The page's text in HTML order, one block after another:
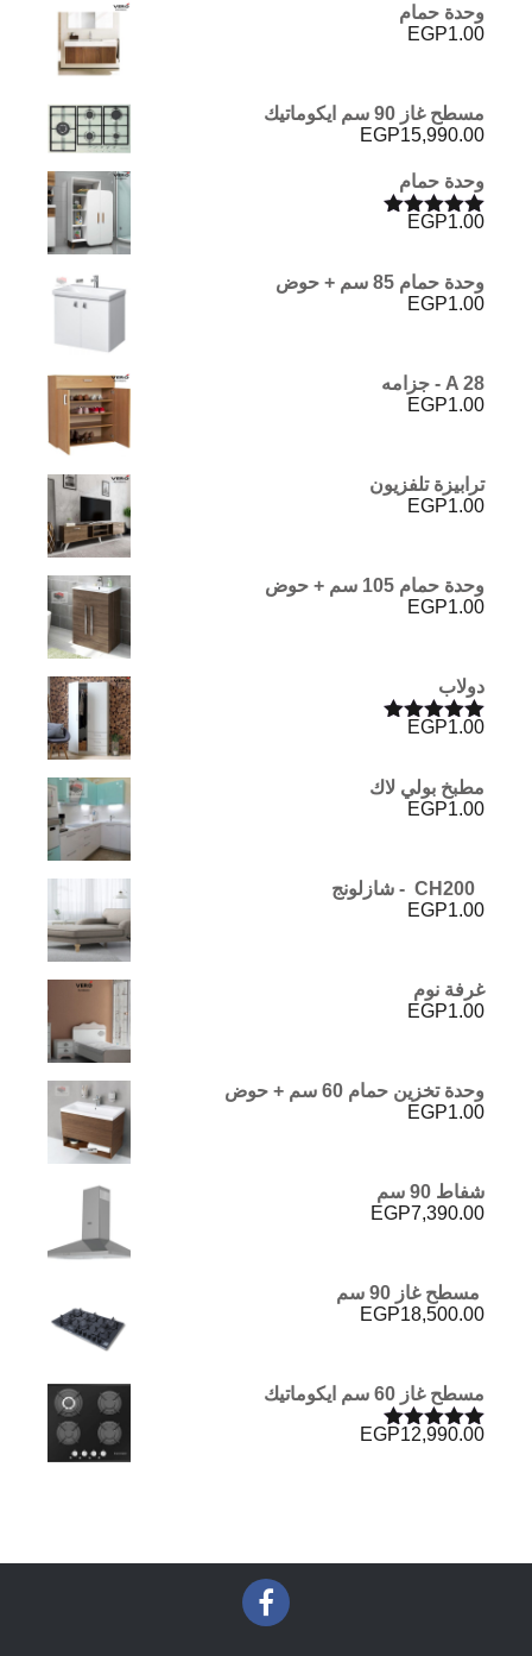
وحدة حمام
EGP1.00
مسطح غاز 90 سم ايكوماتيك
EGP15,990.00
وحدة حمام
تم التقييم
EGP1.00
وحدة حمام 85 سم + حوض
EGP1.00
A 28 - جزامه
EGP1.00
ترابيزة تلفزيون
EGP1.00
وحدة حمام 105 سم + حوض
EGP1.00
دولاب
تم التقييم
EGP1.00
مطبخ بولي لاك
EGP1.00
EGP1.00
غرفة نوم
EGP1.00
وحدة تخزين حمام 60 سم + حوض
EGP1.00
شفاط 90 سم
EGP7,390.00
مسطح غاز 90 سم
EGP18,500.00
مسطح غاز 60 سم ايكوماتيك
تم التقييم EGP12,990.00